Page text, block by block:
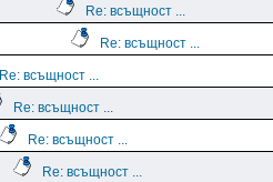
Re: всъщност ...
Re: всъщност ...
Re: всъщност ...
Re: всъщност ...
Re: всъщност ...
Re: всъщност ...